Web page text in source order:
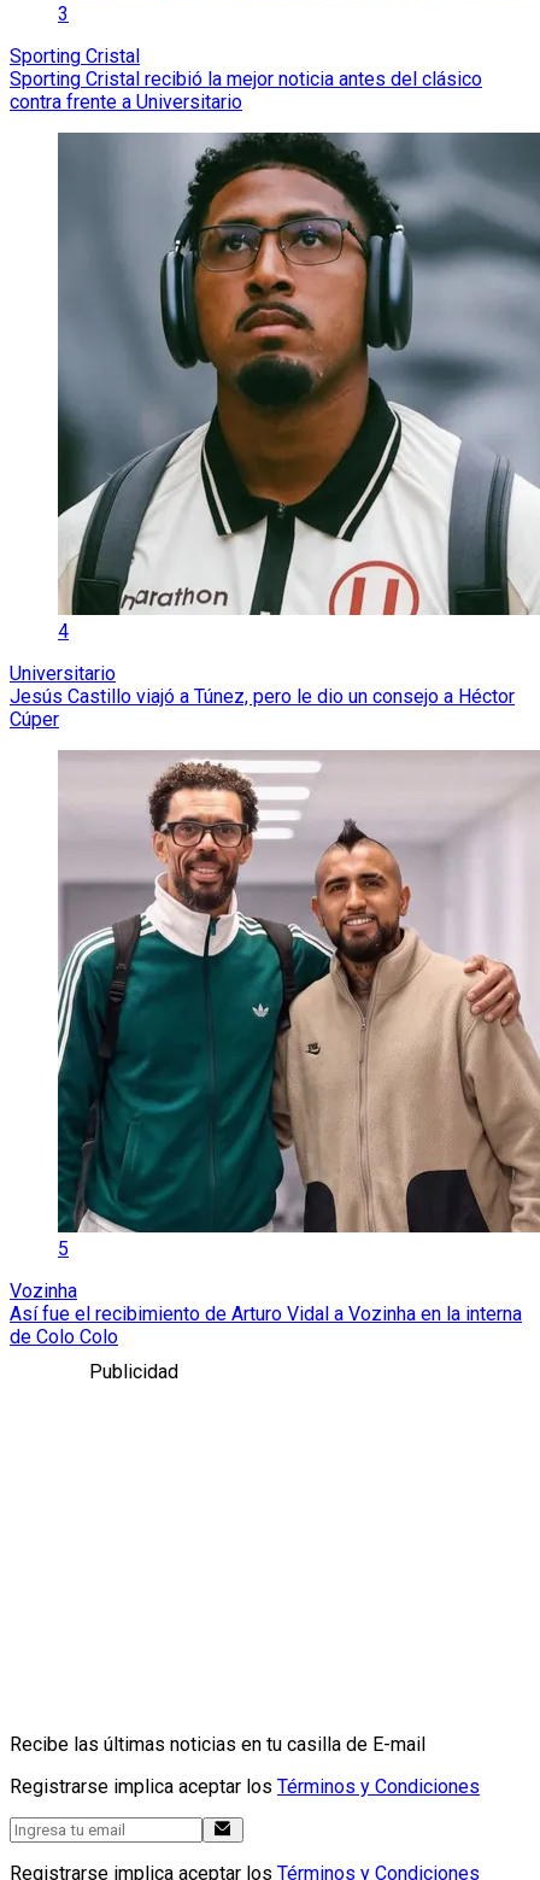
3
Sporting Cristal
Sporting Cristal recibió la mejor noticia antes del clásico
contra frente a Universitario
4
Universitario
Jesús Castillo viajó a Túnez, pero le dio un consejo a Héctor
Cúper
5
Vozinha
Así fue el recibimiento de Arturo Vidal a Vozinha en la interna
de Colo Colo
Publicidad
Recibe las últimas noticias en tu casilla de E-mail
Registrarse implica aceptar los Términos y Condiciones
Registrarse implica aceptar los Términos y Condiciones